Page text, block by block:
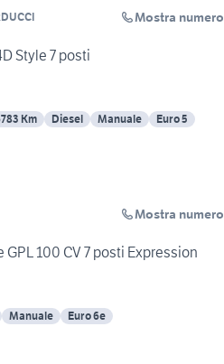
Mostra numero
Style 7 posti
Km Diesel Manuale Euro 5
Mostra numero
GPL 100 CV 7 posti Expression
Manuale Euro 6e